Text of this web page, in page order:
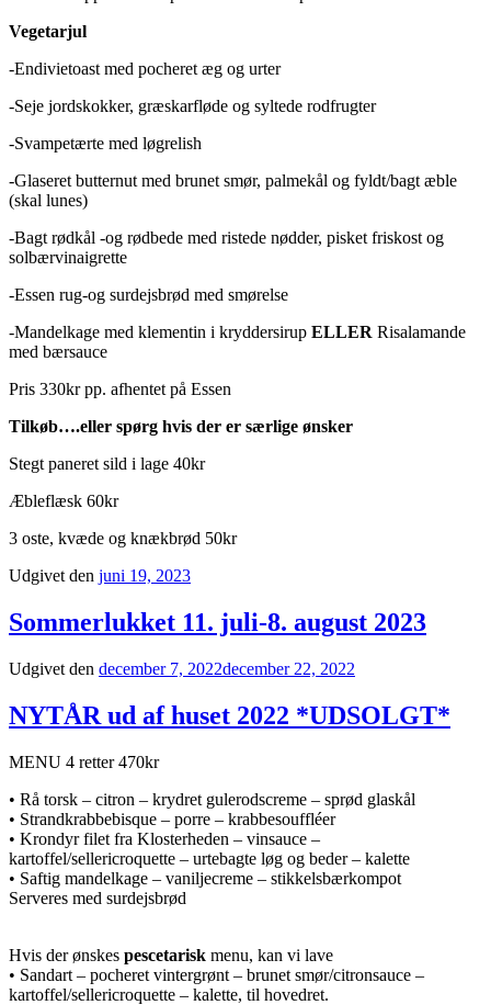
Vegetarjul
-Endivietoast med pocheret æg og urter
-Seje jordskokker, græskarfløde og syltede rodfrugter
-Svampetærte med løgrelish
-Glaseret butternut med brunet smør, palmekål og fyldt/bagt æble
(skal lunes)
-Bagt rødkål -og rødbede med ristede nødder, pisket friskost og
solbærvinaigrette
-Essen rug-og surdejsbrød med smørelse
-Mandelkage med klementin i kryddersirup ELLER Risalamande
med bærsauce
Pris 330kr pp. afhentet på Essen
Tilkøb….eller spørg hvis der er særlige ønsker
Stegt paneret sild i lage 40kr
Æbleflæsk 60kr
3 oste, kvæde og knækbrød 50kr
Udgivet den juni 19, 2023
Sommerlukket 11. juli-8. august 2023
Udgivet den december 7, 2022december 22, 2022
NYTÅR ud af huset 2022 *UDSOLGT*
MENU 4 retter 470kr
• Rå torsk – citron – krydret gulerodscreme – sprød glaskål
• Strandkrabbebisque – porre – krabbesouffléer
• Krondyr filet fra Klosterheden – vinsauce –
kartoffel/sellericroquette – urtebagte løg og beder – kalette
• Saftig mandelkage – vaniljecreme – stikkelsbærkompot
Serveres med surdejsbrød
Hvis der ønskes pescetarisk menu, kan vi lave
• Sandart – pocheret vintergrønt – brunet smør/citronsauce –
kartoffel/sellericroquette – kalette, til hovedret.